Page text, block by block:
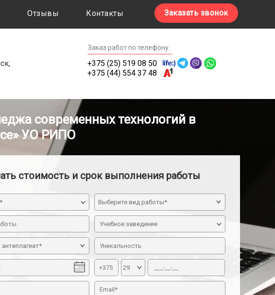
Отзывы Контакты Заказать звонок
Заказ работ по телефону:
+375 (25) 519 08 50
+375 (44) 554 37 48
современных технологий в
УО РИПО
стоимость и срок выполнения работы
Учебное заведение